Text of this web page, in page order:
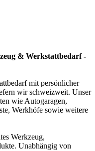
& Werkstattbedarf -
mit persönlicher
wir schweizweit. Unser
wie Autogaragen,
Werkhöfe sowie weitere
Werkzeug,
Unabhängig von